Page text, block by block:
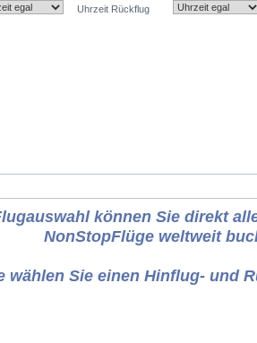
Uhrzeit Rückflug
können Sie direkt
NonStopFlüge weltweit
wählen Sie einen Hinflug- und